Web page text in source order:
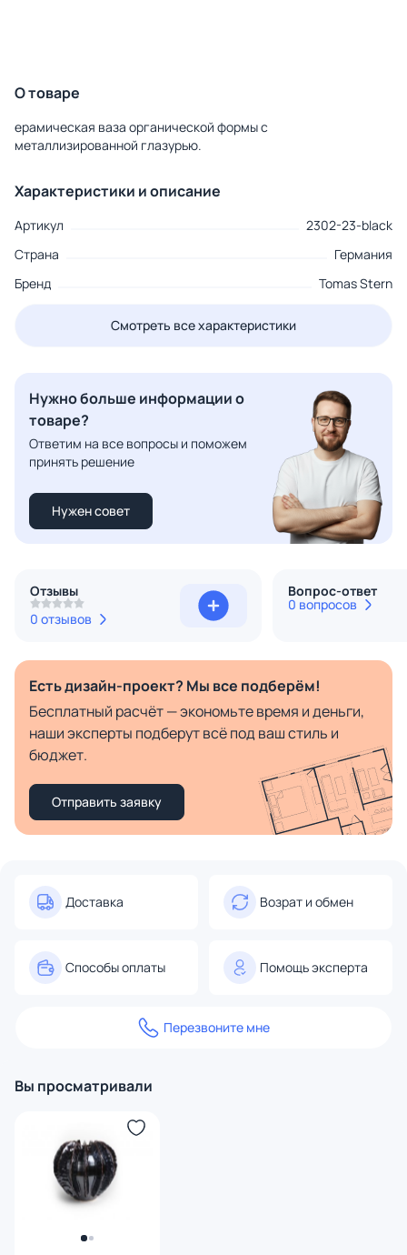
О товаре
ерамическая ваза органической формы с
металлизированной глазурью.
Характеристики и описание
Артикул
2302-23-black
Страна
Германия
Бренд
Tomas Stern
Смотреть все характеристики
Нужно больше информации о
товаре?
Ответим на все вопросы и поможем
принять решение
Нужен совет
Отзывы
0 отзывов
Вопрос-ответ
0 вопросов
Есть дизайн-проект? Мы все подберём!
Бесплатный расчёт — экономьте время и деньги,
наши эксперты подберут всё под ваш стиль и
бюджет.
Отправить заявку
Доставка Возрат и обмен
Способы оплаты Помощь эксперта
Перезвоните мне
Вы просматривали